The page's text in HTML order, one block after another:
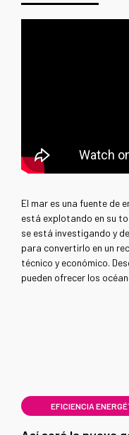
El mar es una fuente de
está explotando en su
se está investigando y
para convertirlo en un
técnico y económico.
pueden ofrecer los
EFICIENCIA